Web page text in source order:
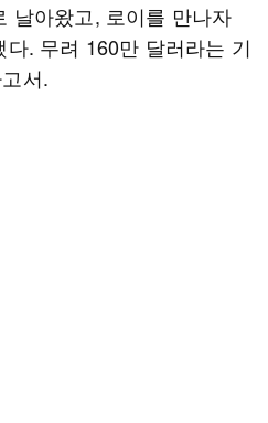
날아왔고, 로이를 만나자
. 무려 160만 달러라는 기
서.